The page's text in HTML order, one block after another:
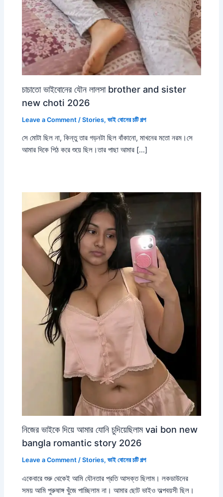
চাচাতো ভাইবোনের যৌন লালসা brother and sister
new choti 2026
Leave a Comment /Stories,ভাই বোনের চটি গল্প
সে মোটা ছিল না, কিন্তু তার গড়নটা ছিল বাঁকানো, মাখনের মতো নরম।সে
আমার দিকে পিঠ করে শুয়ে ছিল।তার পাছা আমার […]
নিজের ভাইকে দিয়ে আমার যোনি চুদিয়েছিলাম vai bon new
bangla romantic story 2026
Leave a Comment /Stories,ভাই বোনের চটি গল্প
একেবারে শুরু থেকেই আমি যৌনতার প্রতি আসক্ত ছিলাম। লকডাউনের
সময় আমি পুরুষাঙ্গ খুঁজে পাচ্ছিলাম না। আমার ছোট ভাইও অল্পবয়সী ছিল।